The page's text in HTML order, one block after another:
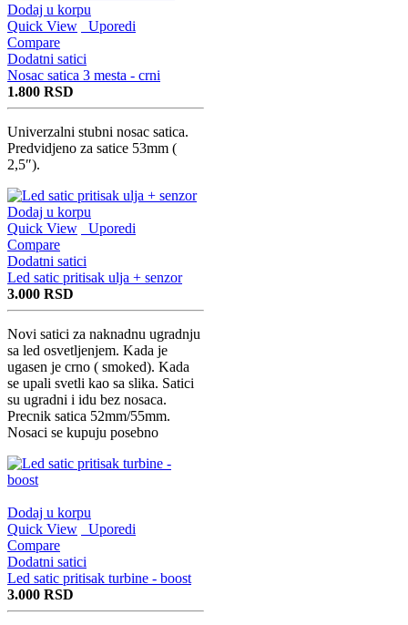
Dodaj u korpu
Quick View
Uporedi
Compare
Dodatni satici
Nosac satica 3 mesta - crni
1.800 RSD
Univerzalni stubni nosac satica.
Predvidjeno za satice 53mm (
2,5″).
Dodaj u korpu
Quick View
Uporedi
Compare
Dodatni satici
Led satic pritisak ulja + senzor
3.000 RSD
Novi satici za naknadnu ugradnju
sa led osvetljenjem. Kada je
ugasen je crno ( smoked). Kada
se upali svetli kao sa slika. Satici
su ugradni i idu bez nosaca.
Precnik satica 52mm/55mm.
Nosaci se kupuju posebno
Dodaj u korpu
Quick View
Uporedi
Compare
Dodatni satici
Led satic pritisak turbine - boost
3.000 RSD